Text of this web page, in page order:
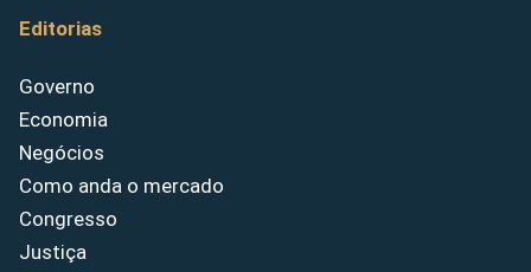
Editorias
Governo
Economia
Negócios
Como anda o mercado
Congresso
Justiça